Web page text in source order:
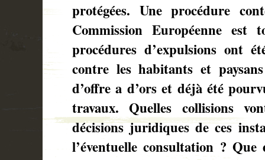
protégées. Une procédure
Commission Européenne est
procédures d’expulsions ont
contre les habitants et
d’offre a d’ors et déjà été
travaux. Quelles collisions
décisions juridiques de ces
l’éventuelle consultation ?